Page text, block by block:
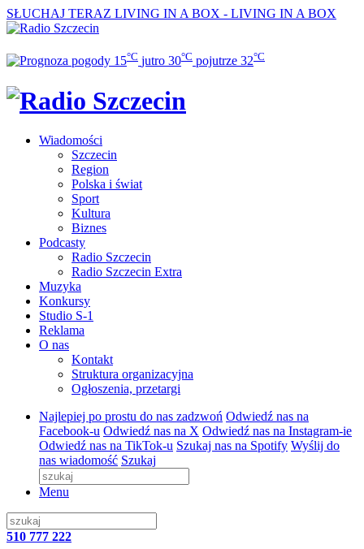
SŁUCHAJ TERAZ LIVING IN A BOX - LIVING IN A BOX
15°C jutro 30°C pojutrze 32°C
Wiadomości
Szczecin
Region
Polska i świat
Sport
Kultura
Biznes
Podcasty
Radio Szczecin
Radio Szczecin Extra
Muzyka
Konkursy
Studio S-1
Reklama
O nas
Kontakt
Struktura organizacyjna
Ogłoszenia, przetargi
Najlepiej po prostu do nas zadzwoń Odwiedź nas na
Facebook-u Odwiedź nas na X Odwiedź nas na Instagram-ie
Odwiedź nas na TikTok-u Szukaj nas na Spotify Wyślij do
nas wiadomość Szukaj
Menu
510 777 222